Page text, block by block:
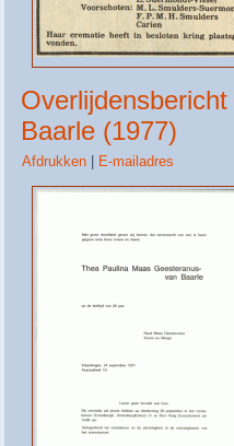
Baarle (1977)
Afdrukken E-mailadres